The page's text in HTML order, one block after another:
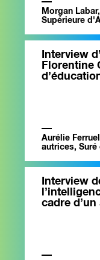
Morgan
Supérieure
Interview
Florentine
Aurélie
autrices, Suré
Interview
cadre